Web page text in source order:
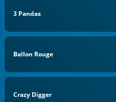
3 Pandas
Ballon Rouge
Crazy Digger